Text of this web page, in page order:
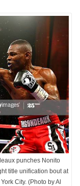
punches Nonito
title unification bout at
City. (Photo by Al